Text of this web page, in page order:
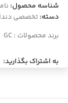
شناسه محصول:
دسته:تخصصی
برند محصولات :GC
به اشتراک بگذارید: